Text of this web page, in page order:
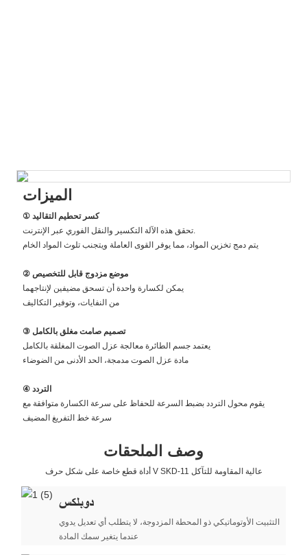
الميزات
① كسر تحطيم التقاليد
تحقق هذه الآلة التكسير والنقل الفوري عبر الإنترنت.
يتم دمج تخزين المواد، مما يوفر القوى العاملة ويتجنب تلوث المواد الخام
② موضع مزدوج قابل للتخصيص
يمكن لكسارة واحدة أن تسحق مضيفين لإنتاجهما
من النفايات، وتوفير التكاليف
③ تصميم صامت مغلق بالكامل
يعتمد جسم الطائرة معالجة عزل الصوت المغلقة بالكامل
مادة عزل الصوت مدمجة، الحد الأدنى من الضوضاء
④ التردد
يقوم محول التردد بضبط السرعة للحفاظ على سرعة الكسارة متوافقة مع
سرعة خط التفريغ المضيف
وصف الملحقات
أداة قطع خاصة على شكل حرف V SKD-11 عالية المقاومة للتآكل
دوبلكس
التثبيت الأوتوماتيكي ذو المحطة المزدوجة، لا يتطلب أي تعديل يدوي
عندما يتغير سمك المادة